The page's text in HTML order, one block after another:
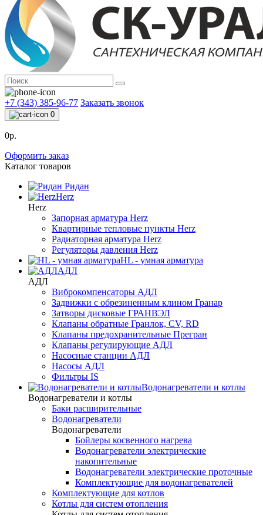
+7 (343) 385-96-77 Заказать звонок
0
0р.
Оформить заказ
Каталог товаров
Ридан
Herz
Herz
Запорная арматура Herz
Квартирные тепловые пункты Herz
Радиаторная арматура Herz
Регуляторы давления Herz
HL - умная арматура
АДЛ
АДЛ
Виброкомпенсаторы АДЛ
Задвижки с обрезиненным клином Гранар
Затворы дисковые ГРАНВЭЛ
Клапаны обратные Гранлок, CV, RD
Клапаны предохранительные Прегран
Клапаны регулирующие АДЛ
Насосные станции АДЛ
Насосы АДЛ
Фильтры IS
Водонагреватели и котлы
Водонагреватели и котлы
Баки расширительные
Водонагреватели
Водонагреватели
Бойлеры косвенного нагрева
Водонагреватели электрические
накопительные
Водонагреватели электрические проточные
Комплектующие для водонагревателей
Комплектующие для котлов
Котлы для систем отопления